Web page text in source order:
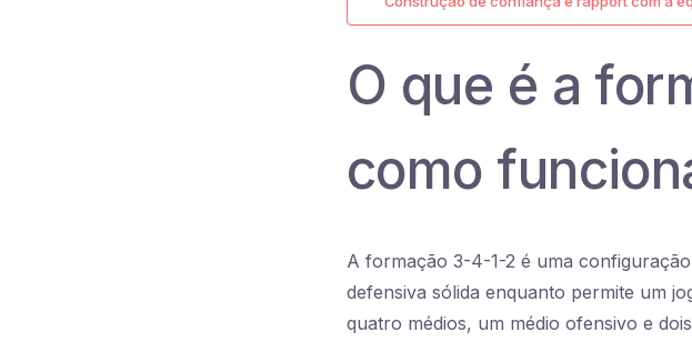
O que é a
como
A formação 3-4-1-2 é uma
defensiva sólida enquanto permite um
quatro médios, um médio ofensivo e